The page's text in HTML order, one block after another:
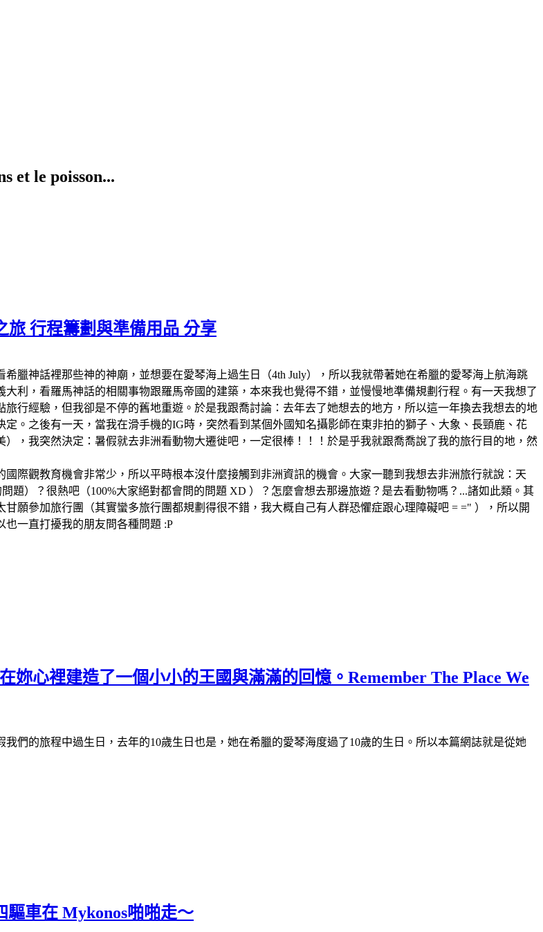
et le poisson...
旅 行程籌劃與準備用品 分享
臘神話裡那些神的神廟，並想要在愛琴海上過生日（4th July），所以我就帶著她在希臘的愛琴海上航海跳
利，看羅馬神話的相關事物跟羅馬帝國的建築，本來我也覺得不錯，並慢慢地準備規劃行程。有一天我想了
行經驗，但我卻是不停的舊地重遊。於是我跟喬討論：去年去了她想去的地方，所以這一年換去我想去的地
。之後有一天，當我在滑手機的IG時，突然看到某個外國知名攝影師在東非拍的獅子、大象、長頸鹿、花
，我突然決定：暑假就去非洲看動物大遷徙吧，一定很棒！！！於是乎我就跟喬喬說了我的旅行目的地，然
際觀教育機會非常少，所以平時根本沒什麼接觸到非洲資訊的機會。大家一聽到我想去非洲旅行就說：天
題）？很熱吧（100%大家絕對都會問的問題 XD ）？怎麼會想去那邊旅遊？是去看動物嗎？...諸如此類。其
願參加旅行團（其實蠻多旅行團都規劃得很不錯，我大概自己有人群恐懼症跟心理障礙吧 = =" ），所以開
一直打擾我的朋友問各種問題 :P
心裡建造了一個小小的王國與滿滿的回憶。Remember The Place We
們的旅程中過生日，去年的10歲生日也是，她在希臘的愛琴海度過了10歲的生日。所以本篇網誌就是從她
驅車在 Mykonos啪啪走～